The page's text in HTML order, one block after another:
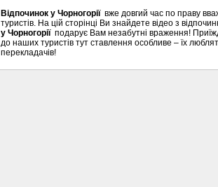
Відпочинок у Чорногорії вже довгий час по праву
туристів. На цій сторінці Ви знайдете відео з
у Чорногоріїподарує Вам незабутні враження!
до наших туристів тут ставлення особливе – їх
перекладачів!